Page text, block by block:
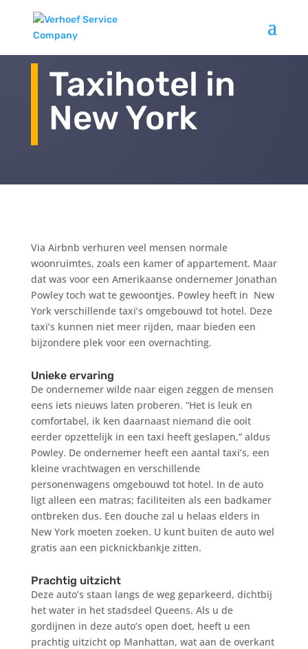
Taxihotel in
New York
Via Airbnb verhuren veel mensen normale
woonruimtes, zoals een kamer of appartement. Maar
dat was voor een Amerikaanse ondernemer Jonathan
Powley toch wat te gewoontjes. Powley heeft in New
York verschillende taxi’s omgebouwd tot hotel. Deze
taxi’s kunnen niet meer rijden, maar bieden een
bijzondere plek voor een overnachting.
Unieke ervaring
De ondernemer wilde naar eigen zeggen de mensen
eens iets nieuws laten proberen. “Het is leuk en
comfortabel, ik ken daarnaast niemand die ooit
eerder opzettelijk in een taxi heeft geslapen,” aldus
Powley. De ondernemer heeft een aantal taxi’s, een
kleine vrachtwagen en verschillende
personenwagens omgebouwd tot hotel. In de auto
ligt alleen een matras; faciliteiten als een badkamer
ontbreken dus. Een douche zal u helaas elders in
New York moeten zoeken. U kunt buiten de auto wel
gratis aan een picknickbankje zitten.
Prachtig uitzicht
Deze auto’s staan langs de weg geparkeerd, dichtbij
het water in het stadsdeel Queens. Als u de
gordijnen in deze auto’s open doet, heeft u een
prachtig uitzicht op Manhattan, wat aan de overkant